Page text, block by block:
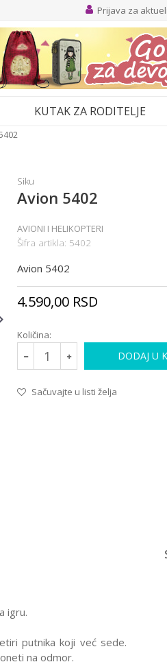
Prijava za
KUTAK ZA RODITELJE
Siku
Avion 5402
AVIONI I HELIKOPTERI
Šifra artikla: 5402
Avion 5402
4.590,00 RSD
Količina:
DODAJ U
Sačuvajte u listi želja
igru.
putnika koji već sede.
na odmor.
ZVUKOM I
SVETLOM
AVIONI I HELIKOPTERIYG085844,LIV
LETEĆA LOPTA
999,00